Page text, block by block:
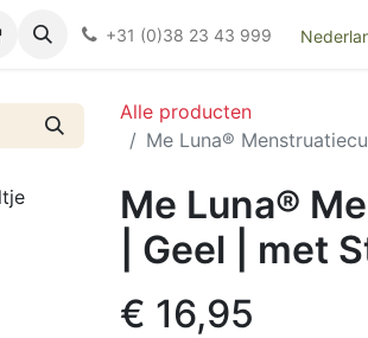
Kieswijzer nacht- en kraamverband
+31 (0)38 23 43 999
Alle producten
Me Luna®
Me Luna®
| Geel | met
€ 16,95